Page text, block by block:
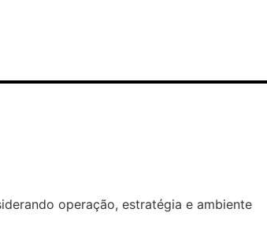
operação, estratégia e ambiente